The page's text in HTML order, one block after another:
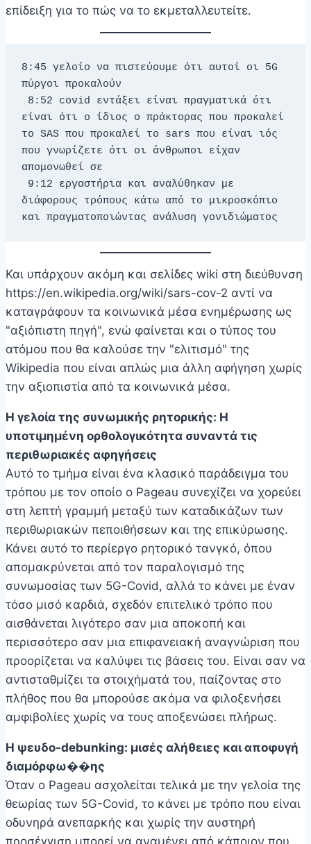
επίδειξη για το πώς να το εκμεταλλευτείτε.
8:45 γελοίο να πιστεύουμε ότι αυτοί οι 5G
πύργοι προκαλούν
είναι ότι ο ίδιος ο πράκτορας που προκαλεί
το SAS που προκαλεί το sars που είναι ιός
που γνωρίζετε ότι οι άνθρωποι είχαν
απομονωθεί σε
διάφορους τρόπους κάτω από το μικροσκόπιο
και πραγματοποιώντας ανάλυση γονιδιώματος
Και υπάρχουν ακόμη και σελίδες wiki στη διεύθυνση
https://en.wikipedia.org/wiki/sars-cov-2 αντί να
καταγράφουν τα κοινωνικά μέσα ενημέρωσης ως
"αξιόπιστη πηγή", ενώ φαίνεται και ο τύπος του
ατόμου που θα καλούσε την "ελιτισμό" της
Wikipedia που είναι απλώς μια άλλη αφήγηση χωρίς
την αξιοπιστία από τα κοινωνικά μέσα.
Η γελοία της συνωμικής ρητορικής: Η
υποτιμημένη ορθολογικότητα συναντά τις
περιθωριακές αφηγήσεις
Αυτό το τμήμα είναι ένα κλασικό παράδειγμα του
τρόπου με τον οποίο ο Pageau συνεχίζει να χορεύει
στη λεπτή γραμμή μεταξύ των καταδικάζων των
περιθωριακών πεποιθήσεων και της επικύρωσης.
Κάνει αυτό το περίεργο ρητορικό τανγκό, όπου
απομακρύνεται από τον παραλογισμό της
συνωμοσίας των 5G-Covid, αλλά το κάνει με έναν
τόσο μισό καρδιά, σχεδόν επιτελικό τρόπο που
αισθάνεται λιγότερο σαν μια αποκοπή και
περισσότερο σαν μια επιφανειακή αναγνώριση που
προορίζεται να καλύψει τις βάσεις του. Είναι σαν να
αντισταθμίζει τα στοιχήματά του, παίζοντας στο
πλήθος που θα μπορούσε ακόμα να φιλοξενήσει
αμφιβολίες χωρίς να τους αποξενώσει πλήρως.
Η ψευδο-debunking: μισές αλήθειες και αποφυγή
διαμόρφω��ης
Όταν ο Pageau ασχολείται τελικά με την γελοία της
θεωρίας των 5G-Covid, το κάνει με τρόπο που είναι
οδυνηρά ανεπαρκής και χωρίς την αυστηρή